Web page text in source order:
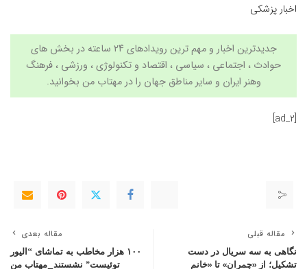
اخبار پزشکی
جدیدترین اخبار و مهم ترین رویدادهای ۲۴ ساعته در بخش های
حوادث ، اجتماعی ، سیاسی ، اقتصاد و تکنولوژی، ورزشی ، فرهنگ
وهنر ایران و سایر مناطق جهان را درمهتاب من بخوانید.
[ad_2]
مقاله قبلی
نگاهی به سه سریال در دست
تشکیل؛ از «چمران» تا «خانم
مقاله بعدی
۱۰۰ هزار مخاطب به تماشای “الیور
توئیست” نشستند_مهتاب من